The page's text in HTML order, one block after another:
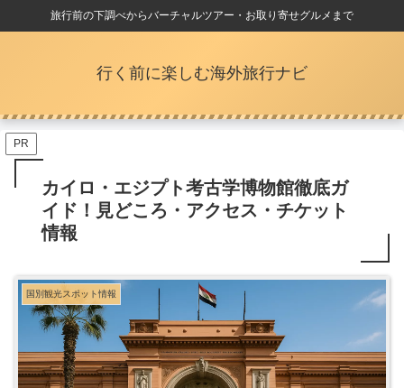
旅行前の下調べからバーチャルツアー・お取り寄せグルメまで
行く前に楽しむ海外旅行ナビ
PR
カイロ・エジプト考古学博物館徹底ガ
イド！見どころ・アクセス・チケット
情報
国別観光スポット情報